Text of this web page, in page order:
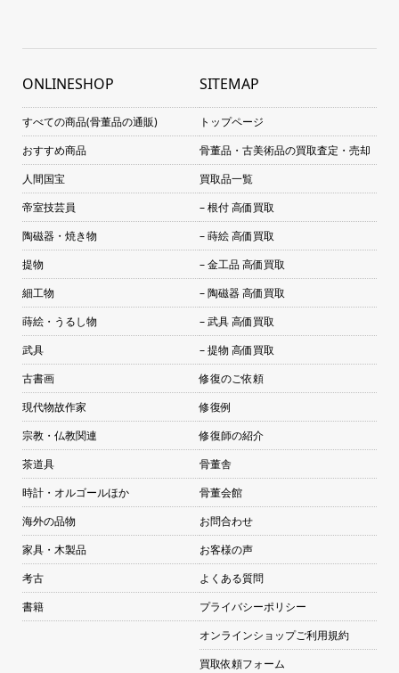
ONLINESHOP
すべての商品(骨董品の通販)
おすすめ商品
人間国宝
帝室技芸員
陶磁器・焼き物
提物
細工物
蒔絵・うるし物
武具
古書画
現代物故作家
宗教・仏教関連
茶道具
時計・オルゴールほか
海外の品物
家具・木製品
考古
書籍
SITEMAP
トップページ
骨董品・古美術品の買取査定・売却
買取品一覧
– 根付 高価買取
– 蒔絵 高価買取
– 金工品 高価買取
– 陶磁器 高価買取
– 武具 高価買取
– 提物 高価買取
修復のご依頼
修復例
修復師の紹介
骨董舎
骨董会館
お問合わせ
お客様の声
よくある質問
プライバシーポリシー
オンラインショップご利用規約
買取依頼フォーム